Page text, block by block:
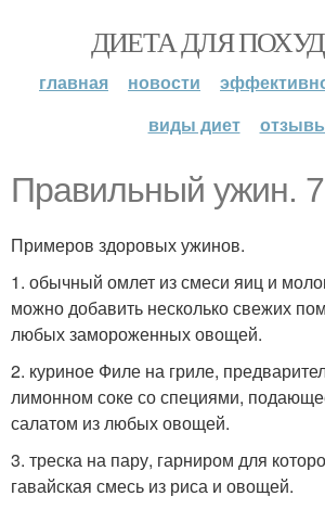
ДИЕТА ДЛЯ
главная новости
виды диет
Правильный ужин.
Примеров здоровых ужинов.
1. обычный омлет из смеси яиц и
можно добавить несколько свежих
любых замороженных овощей.
2. куриное Филе на гриле,
лимонном соке со специями,
салатом из любых овощей.
3. треска на пару, гарниром для
гавайская смесь из риса и овощей.